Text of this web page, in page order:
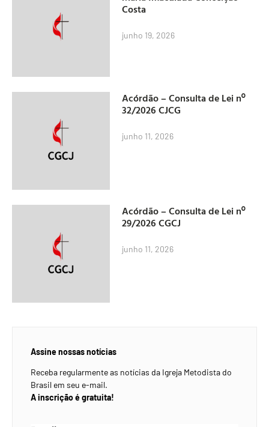
Costa
junho 19, 2026
Acórdão – Consulta de Lei nº
32/2026 CJCG
junho 11, 2026
Acórdão – Consulta de Lei nº
29/2026 CGCJ
junho 11, 2026
Assine nossas notícias
Receba regularmente as notícias da Igreja Metodista do
Brasil em seu e-mail.
A inscrição é gratuita!